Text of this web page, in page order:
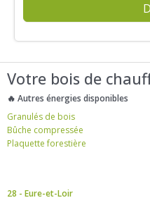
Votre bois de
🔥 Autres énergies disponibles
Granulés de bois
Bûche compressée
Plaquette forestière
28 - Eure-et-Loir